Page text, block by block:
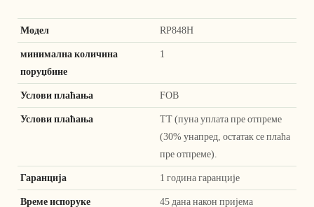
Модел RP848H
минимална количина
поруџбине
1
Услови плаћања FOB
Услови плаћања
ТТ (пуна уплата пре отпреме
(30% унапред, остатак се плаћа
пре отпреме).
Гаранција 1 година гаранције
Време испоруке 45 дана након пријема